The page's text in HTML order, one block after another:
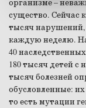
организме –
существо. Сейчас
тысяч нарушений,
каждую неделю.
40
180 тысяч детей
тысяч болезней
обусловленные:
то есть мутации